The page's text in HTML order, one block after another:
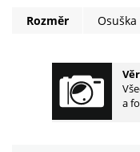
a
Rozměr Osuška